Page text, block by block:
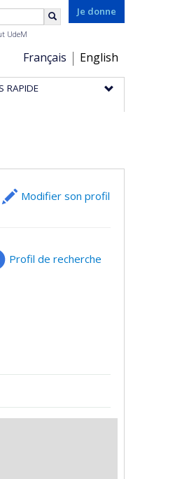
Je donne
Choix
de
la
Français English
UdeM
RAPIDE
Modifier son profil
Profil de recherche